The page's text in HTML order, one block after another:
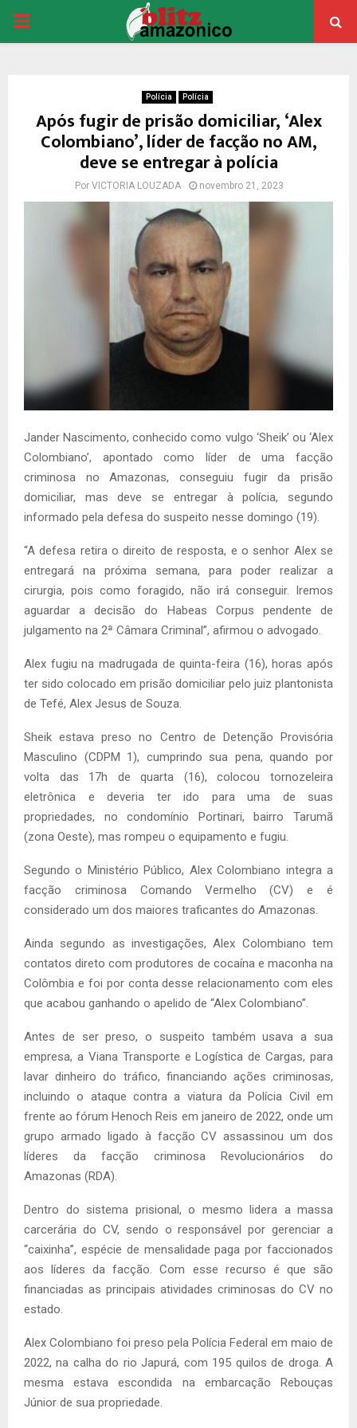
PRIMARY
Polícia Polícia
Após fugir de prisão domiciliar, ‘Alex
Colombiano’, líder de facção no AM,
deve se entregar à polícia
Por VICTORIA LOUZADA novembro 21, 2023
Jander Nascimento, conhecido como vulgo ‘Sheik’ ou ‘Alex
Colombiano’, apontado como líder de uma facção
criminosa no Amazonas, conseguiu fugir da prisão
domiciliar, mas deve se entregar à polícia, segundo
informado pela defesa do suspeito nesse domingo (19).
“A defesa retira o direito de resposta, e o senhor Alex se
entregará na próxima semana, para poder realizar a
cirurgia, pois como foragido, não irá conseguir. Iremos
aguardar a decisão do Habeas Corpus pendente de
julgamento na 2ª Câmara Criminal”, afirmou o advogado.
Alex fugiu na madrugada de quinta-feira (16), horas após
ter sido colocado em prisão domiciliar pelo juiz plantonista
de Tefé, Alex Jesus de Souza.
Sheik estava preso no Centro de Detenção Provisória
Masculino (CDPM 1), cumprindo sua pena, quando por
volta das 17h de quarta (16), colocou tornozeleira
eletrônica e deveria ter ido para uma de suas
propriedades, no condomínio Portinari, bairro Tarumã
(zona Oeste), mas rompeu o equipamento e fugiu.
Segundo o Ministério Público, Alex Colombiano integra a
facção criminosa Comando Vermelho (CV) e é
considerado um dos maiores traficantes do Amazonas.
Ainda segundo as investigações, Alex Colombiano tem
contatos direto com produtores de cocaína e maconha na
Colômbia e foi por conta desse relacionamento com eles
que acabou ganhando o apelido de “Alex Colombiano”.
Antes de ser preso, o suspeito também usava a sua
empresa, a Viana Transporte e Logística de Cargas, para
lavar dinheiro do tráfico, financiando ações criminosas,
incluindo o ataque contra a viatura da Polícia Civil em
frente ao fórum Henoch Reis em janeiro de 2022, onde um
grupo armado ligado à facção CV assassinou um dos
líderes da facção criminosa Revolucionários do
Amazonas (RDA).
Dentro do sistema prisional, o mesmo lidera a massa
carcerária do CV, sendo o responsável por gerenciar a
“caixinha”, espécie de mensalidade paga por faccionados
aos líderes da facção. Com esse recurso é que são
financiadas as principais atividades criminosas do CV no
estado.
Alex Colombiano foi preso pela Polícia Federal em maio de
2022, na calha do rio Japurá, com 195 quilos de droga. A
mesma estava escondida na embarcação Rebouças
Júnior de sua propriedade.